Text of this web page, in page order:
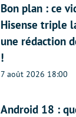
Bon plan : ce
Hisense triple
une rédaction
!
7 août 2026 18:00
Android 18 :